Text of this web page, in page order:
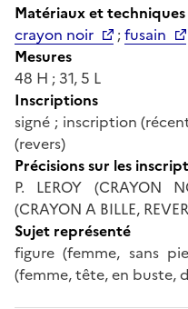
Matériaux et techniques
crayon noir
;fusain
Mesures
48 H ; 31, 5 L
Inscriptions
signé ; inscription
(revers)
Précisions sur les
P. LEROY (CRAYON
(CRAYON A BILLE,
Sujet représenté
figure (femme, sans
(femme, tête, en buste,